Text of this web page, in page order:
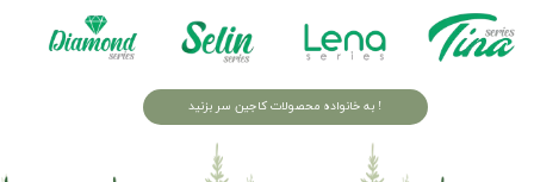
به خانواده محصولات کاجین سر بزنید !